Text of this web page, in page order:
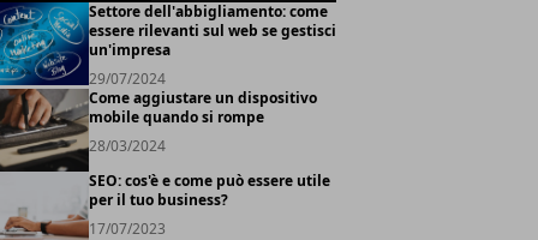
Settore dell'abbigliamento: come
essere rilevanti sul web se gestisci
un'impresa
29/07/2024
Come aggiustare un dispositivo
mobile quando si rompe
28/03/2024
SEO: cos'è e come può essere utile
per il tuo business?
17/07/2023